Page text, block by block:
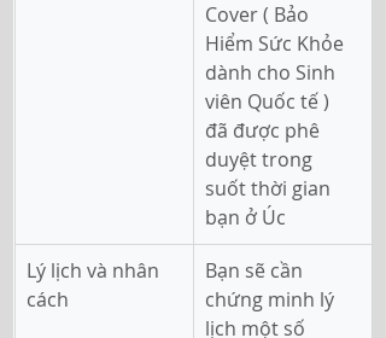
Cover ( Bảo
Hiểm Sức Khỏe
dành cho Sinh
viên Quốc tế )
đã được phê
duyệt trong
suốt thời gian
bạn ở Úc
Lý lịch và nhân
cách
Bạn sẽ cần
chứng minh lý
lịch một số